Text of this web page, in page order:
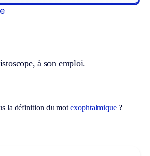
à son emploi.
la définition du motexophtalmique ?